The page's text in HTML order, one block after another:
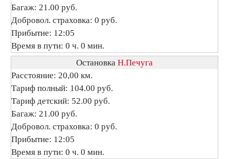
Багаж: 21.00 руб.
Добровол. страховка: 0 руб.
Прибытие: 12:05
Время в пути: 0 ч. 0 мин.
Остановка Н.Печуга
Расстояние: 20,00 км.
Тариф полный: 104.00 руб.
Тариф детский: 52.00 руб.
Багаж: 21.00 руб.
Добровол. страховка: 0 руб.
Прибытие: 12:05
Время в пути: 0 ч. 0 мин.